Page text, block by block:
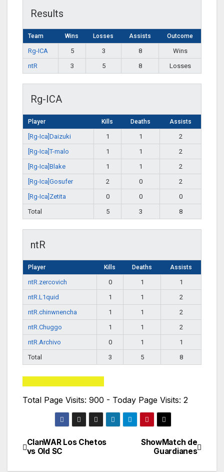
Results
Team Wins Losses Assists Outcome
Rg-ICA 5 3 8
Wins
ntR
3 5 8 Losses
Rg-ICA
Player Kills Deaths Assists
[Rg-Ica]Daizuki 1 1
2
[Rg-Ica]T-malo
1 1
2
[Rg-Ica]Blake
1 1
2
[Rg-Ica]Gosufer
2 0
2
[Rg-Ica]Zetita
0 0
0
Total
5 3 8
ntR
Player Kills Deaths Assists
ntR.zercovich 0 1
1
ntR.L1quid
1 1
2
ntR.chinwnencha
1 1
2
ntR.Chuggo
1 1
2
ntR.Archivo
0 1
1
Total
3 5 8
Total Page Visits: 900 - Today Page Visits: 2
Navegación
ShowMatch de
Guardianes
ClanWAR Los Chetos
vs Old SC